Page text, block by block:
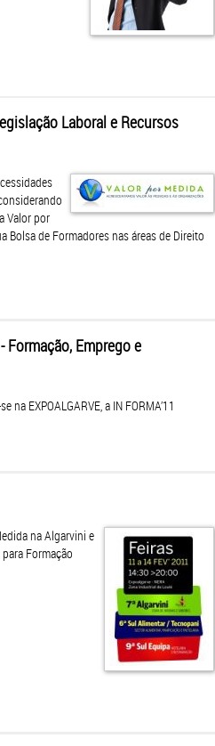
Laboral e Recursos
Valor por
Bolsa de Formadores nas áreas de Direito
Formação, Emprego e
na EXPOALGARVE, a IN FORMA’11
na Algarvini e
Formação